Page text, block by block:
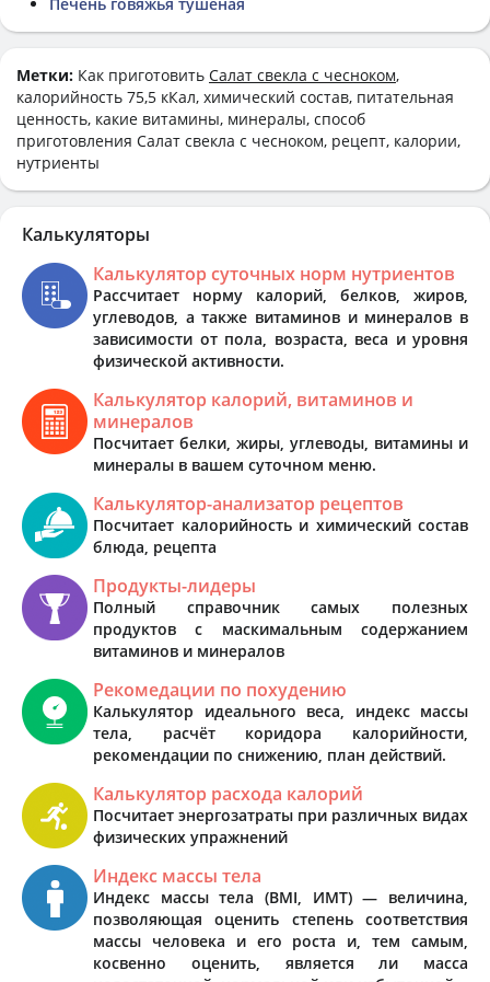
Метки: Как приготовить Салат свекла с чесноком,
калорийность 75,5 кКал, химический состав, питательная
ценность, какие витамины, минералы, способ
приготовления Салат свекла с чесноком, рецепт, калории,
нутриенты
Калькуляторы
Калькулятор суточных норм нутриентов
Рассчитает норму калорий, белков, жиров,
углеводов, а также витаминов и минералов в
зависимости от пола, возраста, веса и уровня
физической активности.
Калькулятор калорий, витаминов и
минералов
Посчитает белки, жиры, углеводы, витамины и
минералы в вашем суточном меню.
Калькулятор-анализатор рецептов
Посчитает калорийность и химический состав
блюда, рецепта
Продукты-лидеры
Полный справочник самых полезных
продуктов с маскимальным содержанием
витаминов и минералов
Рекомедации по похудению
Калькулятор идеального веса, индекс массы
тела, расчёт коридора калорийности,
рекомендации по снижению, план действий.
Калькулятор расхода калорий
Посчитает энергозатраты при различных видах
физических упражнений
Индекс массы тела
Индекс массы тела (BMI, ИМТ) — величина,
позволяющая оценить степень соответствия
массы человека и его роста и, тем самым,
косвенно оценить, является ли масса